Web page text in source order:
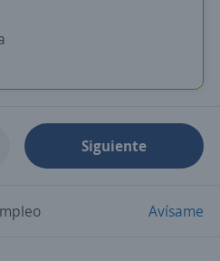
Siguiente
Avísame